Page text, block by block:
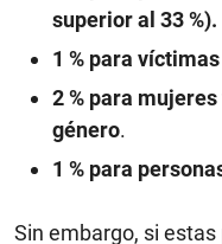
superior al 33 %).
1 % para
2 % para
género.
1 % para
Sin embargo, si